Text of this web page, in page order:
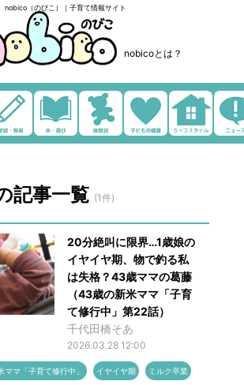
nobico（のびこ）｜子育て情報サイト
nobicoとは？
記事一覧 (1件)
20分絶叫に限界…1歳娘の
イヤイヤ期、物で釣る私
は失格？43歳ママの葛藤
（43歳の新米ママ「子育
て修行中」第22話）
千代田橋そあ
2026.03.28 12:00
ママ「子育て修行中」 イヤイヤ期 ミルク卒業